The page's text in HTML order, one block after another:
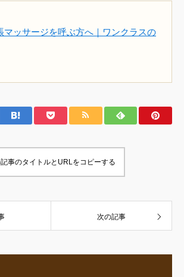
マッサージを呼ぶ方へ｜ワンクラスの
事のタイトルとURLをコピーする
次の記事